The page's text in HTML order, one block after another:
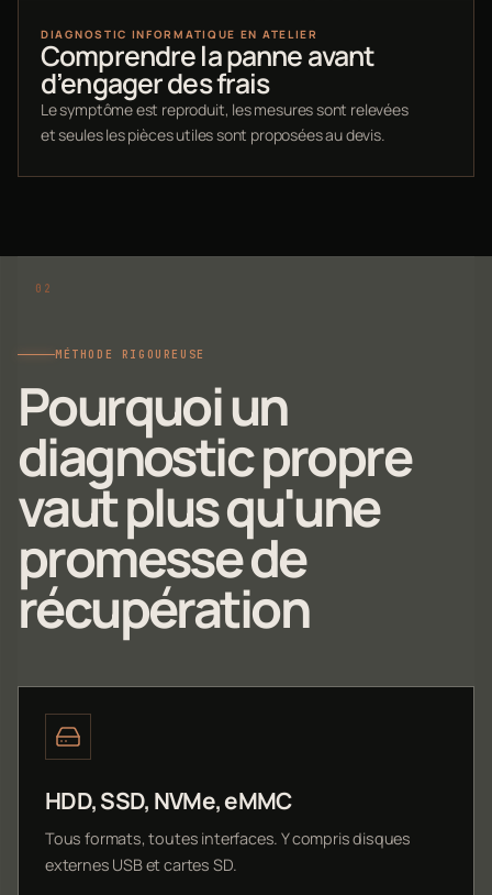
DIAGNOSTIC INFORMATIQUE EN ATELIER
Comprendre la panne avant
d’engager des frais
Le symptôme est reproduit, les mesures sont relevées
et seules les pièces utiles sont proposées au devis.
MÉTHODE RIGOUREUSE
Pourquoi un
diagnostic propre
vaut plus qu'une
promesse de
récupération
HDD, SSD, NVMe, eMMC
Tous formats, toutes interfaces. Y compris disques
externes USB et cartes SD.